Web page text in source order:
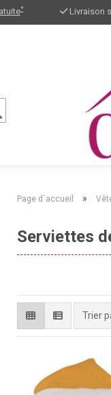
* Livraison
Page d`accueil »
Serviettes
Trier